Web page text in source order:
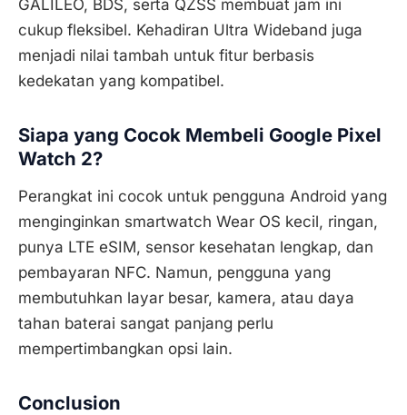
GALILEO, BDS, serta QZSS membuat jam ini
cukup fleksibel. Kehadiran Ultra Wideband juga
menjadi nilai tambah untuk fitur berbasis
kedekatan yang kompatibel.
Siapa yang Cocok Membeli Google Pixel
Watch 2?
Perangkat ini cocok untuk pengguna Android yang
menginginkan smartwatch Wear OS kecil, ringan,
punya LTE eSIM, sensor kesehatan lengkap, dan
pembayaran NFC. Namun, pengguna yang
membutuhkan layar besar, kamera, atau daya
tahan baterai sangat panjang perlu
mempertimbangkan opsi lain.
Conclusion